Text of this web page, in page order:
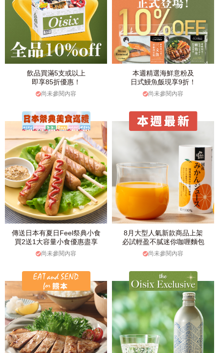
飲品買滿5支或以上
即享85折優惠！
尚未參閱內容
本週精選海鮮意粉及
日式鰻魚飯現享9折！
尚未參閱內容
傳送日本有夏日Feel祭典小食
買2送1大容量小食優惠盡享
尚未參閱內容
8月大型人氣新款商品上架
必試輕盈不膩迷你咖喱麵包
尚未參閱內容